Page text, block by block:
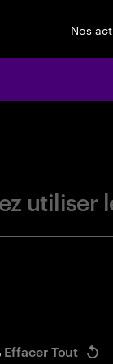
Nos
utiliser
Effacer Tout